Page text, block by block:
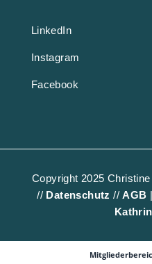
LinkedIn
Instagram
Facebook
Copyright 2025
// Datenschutz //AGB |